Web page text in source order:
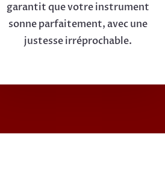
garantit que votre instrument
sonne parfaitement, avec une
justesse irréprochable.